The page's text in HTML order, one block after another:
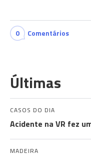
0 Comentários
Últimas
CASOS DO DIA
Acidente na VR fez
MADEIRA